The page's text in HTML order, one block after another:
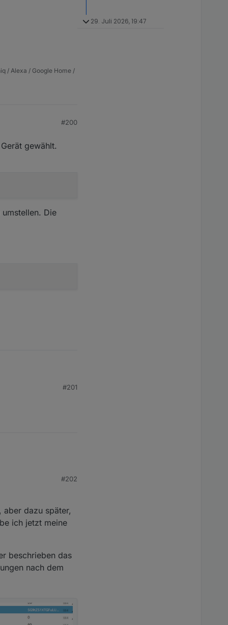
/ Alexa / Google Home /
#200
gewählt.
Die
#201
#202
aber dazu später,
ich jetzt meine
beschrieben das
nach dem
29. Juli 2026, 19:47